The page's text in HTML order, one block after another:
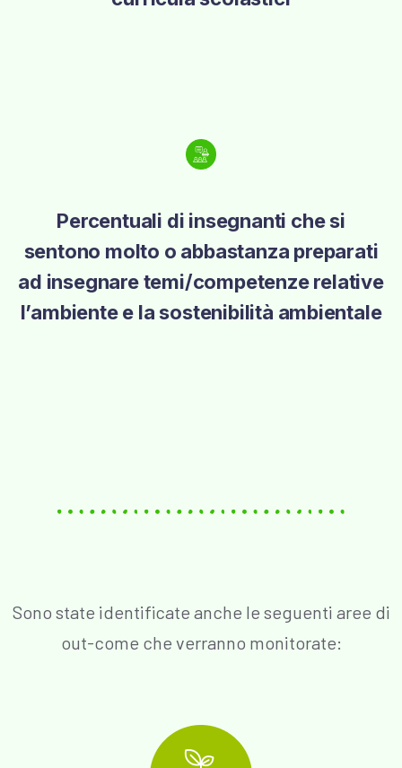
Percentuali di insegnanti che si
sentono molto o abbastanza preparati
ad insegnare temi/competenze relative
l’ambiente e la sostenibilità ambientale
Sono state identificate anche le seguenti aree di
out-come che verranno monitorate: